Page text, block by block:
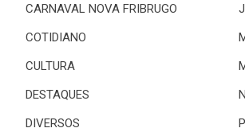
CARNAVAL NOVA FRIBRUGO
COTIDIANO
CULTURA
DESTAQUES
DIVERSOS